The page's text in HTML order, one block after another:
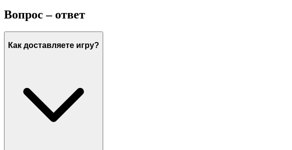
Вопрос – ответ
Как доставляете игру?